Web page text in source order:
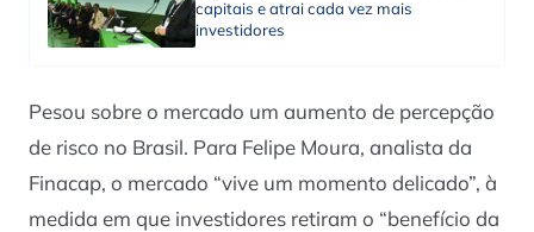
capitais e atrai cada vez mais
investidores
Pesou sobre o mercado um aumento de percepção
de risco no Brasil. Para Felipe Moura, analista da
Finacap, o mercado “vive um momento delicado”, à
medida em que investidores retiram o “benefício da